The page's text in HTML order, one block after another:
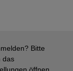
Bitte
das